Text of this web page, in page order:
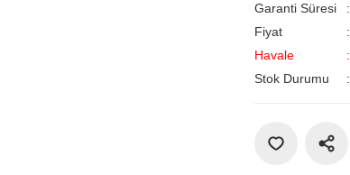
Garanti Süresi
Fiyat
Havale
Stok Durumu